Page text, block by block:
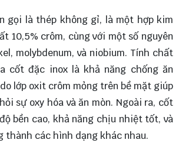
gọi là thép không gỉ, là một hợp kim
10,5% crôm, cùng với một số nguyên
molybdenum, và niobium. Tính chất
cốt đặc inox là khả năng chống ăn
lớp oxit crôm mỏng trên bề mặt giúp
sự oxy hóa và ăn mòn. Ngoài ra, cốt
bền cao, khả năng chịu nhiệt tốt, và
thành các hình dạng khác nhau.